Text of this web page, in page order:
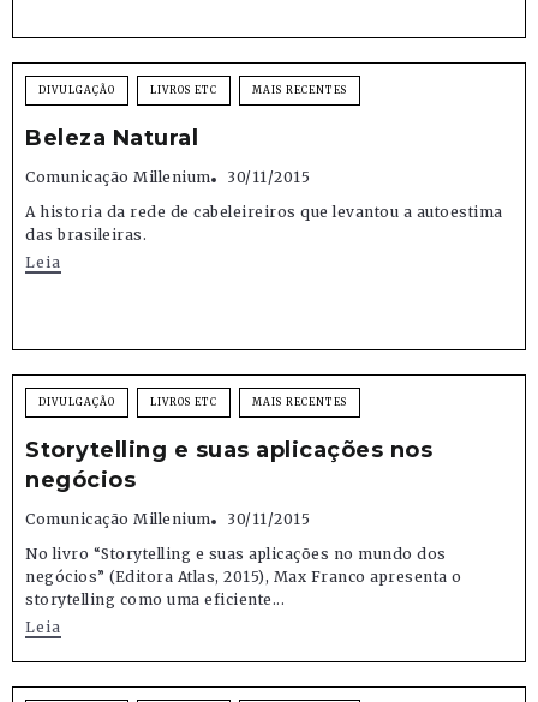
DIVULGAÇÃO LIVROS ETC MAIS RECENTES
Beleza Natural
Comunicação Millenium
30/11/2015
A historia da rede de cabeleireiros que levantou a autoestima
das brasileiras.
Leia
DIVULGAÇÃO LIVROS ETC MAIS RECENTES
Storytelling e suas aplicações nos
negócios
Comunicação Millenium
30/11/2015
No livro “Storytelling e suas aplicações no mundo dos
negócios” (Editora Atlas, 2015), Max Franco apresenta o
storytelling como uma eficiente...
Leia